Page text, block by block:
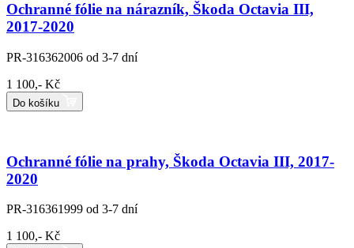
Ochranné fólie na nárazník, Škoda Octavia III,
2017-2020
PR-316362006 od 3-7 dní
1 100,- Kč
Do košíku
Ochranné fólie na prahy, Škoda Octavia III, 2017-
2020
PR-316361999 od 3-7 dní
1 100,- Kč